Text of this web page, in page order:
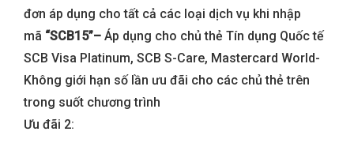
đơn áp dụng cho tất cả các loại dịch vụ khi nhập
mã “SCB15”– Áp dụng cho chủ thẻ Tín dụng Quốc tế
SCB Visa Platinum, SCB S-Care, Mastercard World-
Không giới hạn số lần ưu đãi cho các chủ thẻ trên
trong suốt chương trình
Ưu đãi 2: